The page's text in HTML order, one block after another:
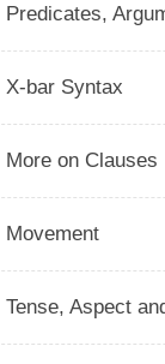
Predicates,
X-bar Syntax
More on Clauses
Movement
Tense, Aspect